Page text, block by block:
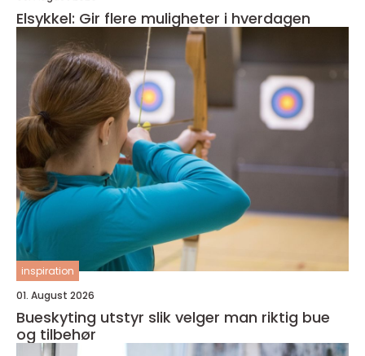
Elsykkel: Gir flere muligheter i hverdagen
inspiration
01. August 2026
Bueskyting utstyr slik velger man riktig bue
og tilbehør